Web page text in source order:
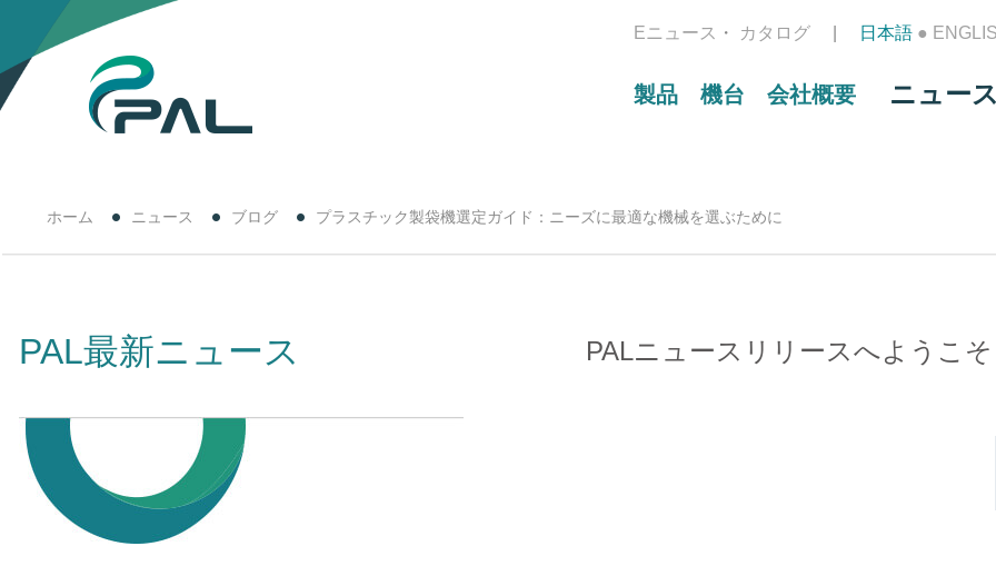
日本語 ●
Eニュース カタログ
製品 機台 会社概要 ニュース
ホーム ニュース ブログ プラスチック製袋機選定ガイド：ニーズに最適な機械を選ぶために
PAL最新ニュース PALニュースリリースへようこ